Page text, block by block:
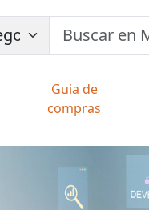
Guia de
compras